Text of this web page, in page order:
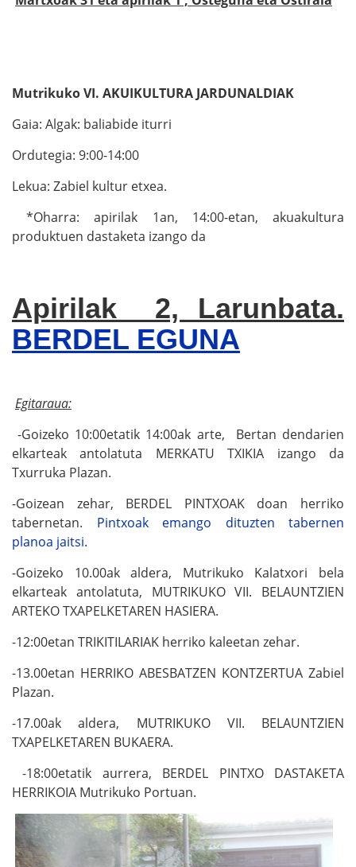
MutrikukoVI. AKUIKULTURA JARDUNALDIAK
Gaia: Algak: baliabide iturri
Ordutegia: 9:00-14:00
Lekua: Zabiel kultur etxea.
*Oharra: apirilak 1an, 14:00-etan, akuakultura
produktuen dastaketa izango da
Apirilak 2, Larunbata.
BERDEL EGUNA
Egitaraua:
-Goizeko 10:00etatik 14:00ak arte, Bertan dendarien
elkarteak antolatuta MERKATU TXIKIA izango da
Txurruka Plazan.
-Goizean zehar, BERDEL PINTXOAK doan herriko
tabernetan. Pintxoak emango dituzten tabernen
planoa jaitsi.
-Goizeko 10.00ak aldera, Mutrikuko Kalatxori bela
elkarteak antolatuta, MUTRIKUKO VII. BELAUNTZIEN
ARTEKO TXAPELKETAREN HASIERA.
-12:00etan TRIKITILARIAK herriko kaleetan zehar.
-13.00etan HERRIKO ABESBATZEN KONTZERTUA Zabiel
Plazan.
-17.00ak aldera, MUTRIKUKO VII. BELAUNTZIEN
TXAPELKETAREN BUKAERA.
-18:00etatik aurrera, BERDEL PINTXO DASTAKETA
HERRIKOIA Mutrikuko Portuan.